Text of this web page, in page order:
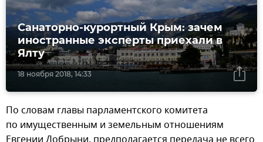
18 ноября 2018, 14:33
Санаторно-курортный Крым: зачем
иностранные эксперты приехали в
Ялту
По словам главы парламентского комитета
по имущественным и земельным отношениям